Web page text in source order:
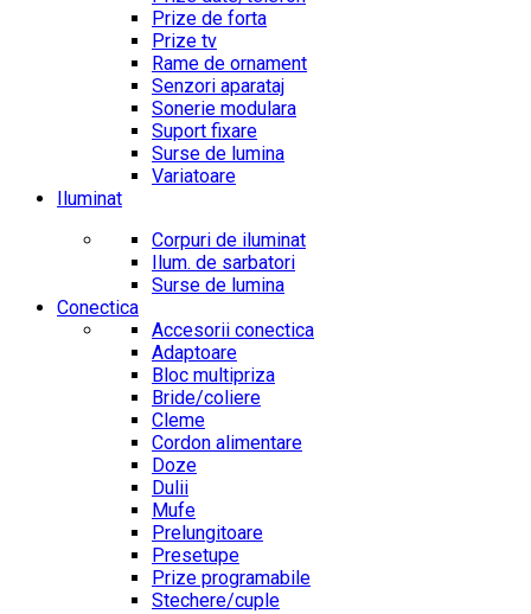
Prize de forta
Prize tv
Rame de ornament
Senzori aparataj
Sonerie modulara
Suport fixare
Surse de lumina
Variatoare
Iluminat
Corpuri de iluminat
Ilum. de sarbatori
Surse de lumina
Conectica
Accesorii conectica
Adaptoare
Bloc multipriza
Bride/coliere
Cleme
Cordon alimentare
Doze
Dulii
Mufe
Prelungitoare
Presetupe
Prize programabile
Stechere/cuple